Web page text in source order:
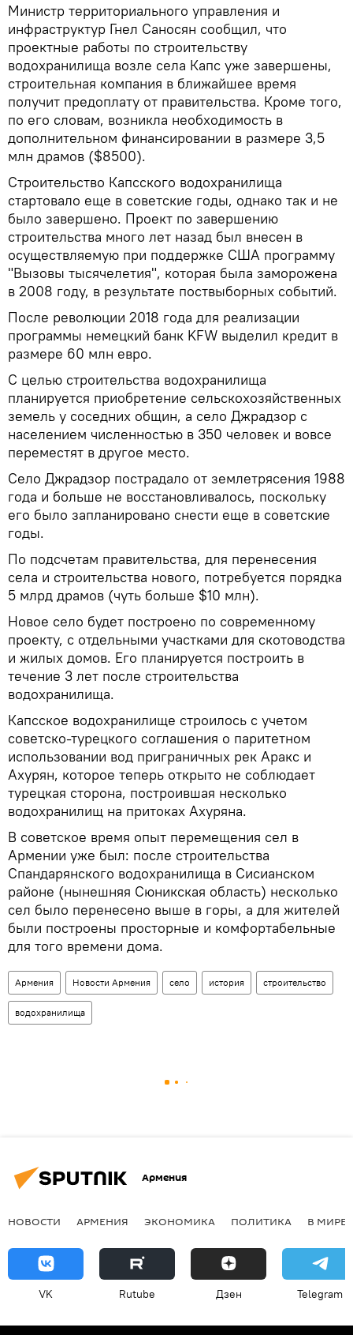
Министр территориального управления и
инфраструктур Гнел Саносян сообщил, что
проектные работы по строительству
водохранилища возле села Капс уже завершены,
строительная компания в ближайшее время
получит предоплату от правительства. Кроме того,
по его словам, возникла необходимость в
дополнительном финансировании в размере 3,5
млн драмов ($8500).
Строительство Капсского водохранилища
стартовало еще в советские годы, однако так и не
было завершено. Проект по завершению
строительства много лет назад был внесен в
осуществляемую при поддержке США программу
"Вызовы тысячелетия", которая была заморожена
в 2008 году, в результате поствыборных событий.
После революции 2018 года для реализации
программы немецкий банк KFW выделил кредит в
размере 60 млн евро.
С целью строительства водохранилища
планируется приобретение сельскохозяйственных
земель у соседних общин, а село Джрадзор с
населением численностью в 350 человек и вовсе
переместят в другое место.
Село Джрадзор пострадало от землетрясения 1988
года и больше не восстановливалось, поскольку
его было запланировано снести еще в советские
годы.
По подсчетам правительства, для перенесения
села и строительства нового, потребуется порядка
5 млрд драмов (чуть больше $10 млн).
Новое село будет построено по современному
проекту, с отдельными участками для скотоводства
и жилых домов. Его планируется построить в
течение 3 лет после строительства
водохранилища.
Капсское водохранилище строилось с учетом
советско-турецкого соглашения о паритетном
использовании вод приграничных рек Аракс и
Ахурян, которое теперь открыто не соблюдает
турецкая сторона, построившая несколько
водохранилищ на притоках Ахуряна.
В советское время опыт перемещения сел в
Армении уже был: после строительства
Спандарянского водохранилища в Сисианском
районе (нынешняя Сюникская область) несколько
сел было перенесено выше в горы, а для жителей
были построены просторные и комфортабельные
для того времени дома.
Армения Новости Армения село история строительство
водохранилища
Армения
НОВОСТИ АРМЕНИЯ ЭКОНОМИКА ПОЛИТИКА В МИРЕ
VK Rutube Дзен Telegram